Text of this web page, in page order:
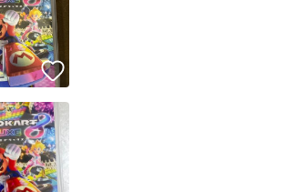
ーは設定した発送日数内に発送しています